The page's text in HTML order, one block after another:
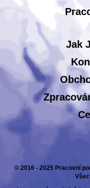
Jak
© 2016 - 2025 Pracovní